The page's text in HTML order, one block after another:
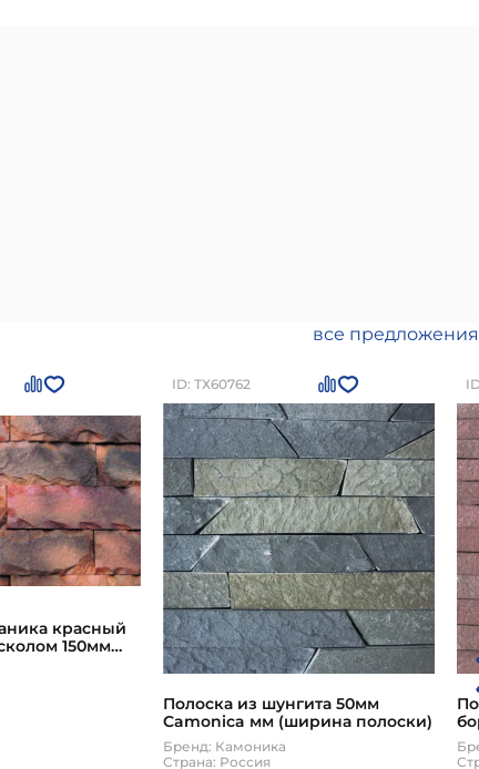
все предложения
красный
150мм
ID: ТХ60762
Полоска из шунгита 50мм
Camonica мм (ширина полоски)
Бренд: Камоника
Страна: Россия